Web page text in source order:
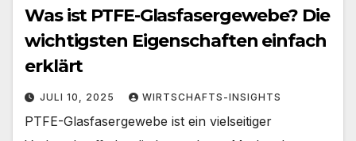
Was ist PTFE-Glasfasergewebe? Die
wichtigsten Eigenschaften einfach
erklärt
JULI 10, 2025 WIRTSCHAFTS-INSIGHTS
PTFE-Glasfasergewebe ist ein vielseitiger